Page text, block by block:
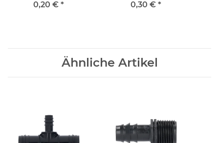
PN6
0,20 € *
0,30 € *
Ähnliche Artikel